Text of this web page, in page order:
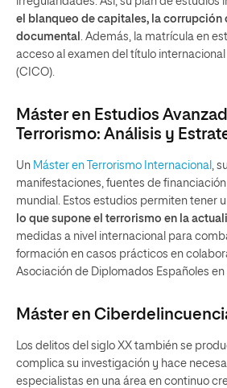
el blanqueo de capitales, la corrupción
documental . Además, la matrícula en
acceso al examen del título
(CICO).
Máster en Estudios
Terrorismo: Análisis y
Un Máster en Terrorismo Internacional ,
manifestaciones, fuentes de financiación
mundial. Estos estudios permiten tener
lo que supone el terrorismo en la
medidas a nivel internacional para
formación en casos prácticos en
Asociación de Diplomados Españoles
Máster en
Los delitos del siglo XX también se
complica su investigación y hace
especialistas en una área en continuo